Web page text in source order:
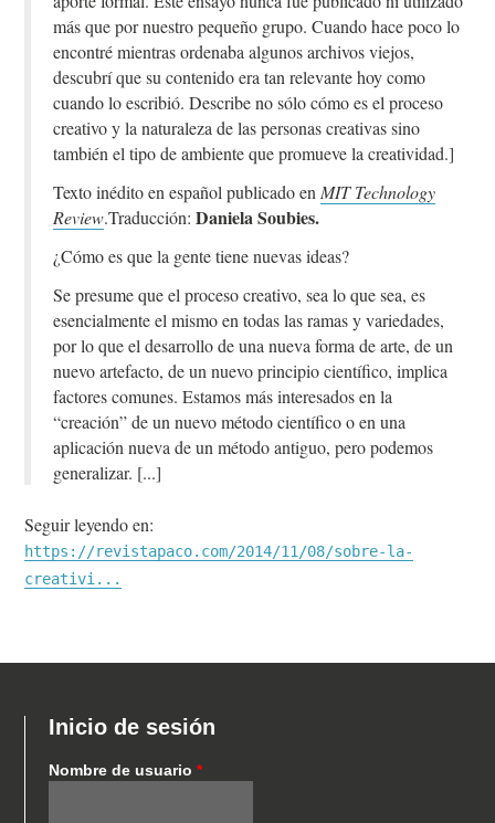
más que por nuestro pequeño grupo. Cuando hace poco lo
encontré mientras ordenaba algunos archivos viejos,
descubrí que su contenido era tan relevante hoy como
cuando lo escribió. Describe no sólo cómo es el proceso
creativo y la naturaleza de las personas creativas sino
también el tipo de ambiente que promueve la creatividad.]
Texto inédito en español publicado en MIT Technology
Review.Traducción:Daniela Soubies.
¿Cómo es que la gente tiene nuevas ideas?
Se presume que el proceso creativo, sea lo que sea, es
esencialmente el mismo en todas las ramas y variedades,
por lo que el desarrollo de una nueva forma de arte, de un
nuevo artefacto, de un nuevo principio científico, implica
factores comunes. Estamos más interesados en la
“creación” de un nuevo método científico o en una
aplicación nueva de un método antiguo, pero podemos
generalizar.
Seguir leyendo en:
https://revistapaco.com/2014/11/08/sobre-la-
creativi...
Inicio de sesión
Nombre de usuario*